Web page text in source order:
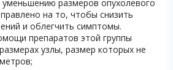
уменьшению размеров опухолевого
на то, чтобы снизить
и облегчить симптомы.
препаратов этой группы
узлы, размер которых не